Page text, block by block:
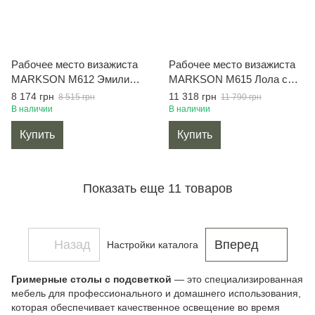
Рабочее место визажиста
MARKSON M612 Эмили
длинной 100 см, белый
8 174 грн 8 515 грн
В наличии
Купить
Рабочее место визажиста
MARKSON M615 Лола с
подсветкой на одну тумбу,
белый
11 318 грн 11 790 грн
В наличии
Купить
Показать еще 11 товаров
Назад Настройки каталога Вперед
Гримерные столы с подсветкой — это специализированная
мебель для профессионального и домашнего использования,
которая обеспечивает качественное освещение во время